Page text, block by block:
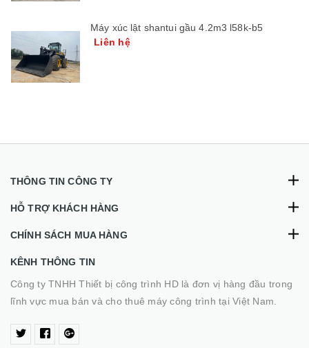
Máy xúc lật shantui gầu 4.2m3 l58k-b5
Liên hệ
THÔNG TIN CÔNG TY
HỖ TRỢ KHÁCH HÀNG
CHÍNH SÁCH MUA HÀNG
KÊNH THÔNG TIN
Công ty TNHH Thiết bị công trình HD là đơn vị hàng đầu trong
lĩnh vực mua bán và cho thuê máy công trình tại Việt Nam.